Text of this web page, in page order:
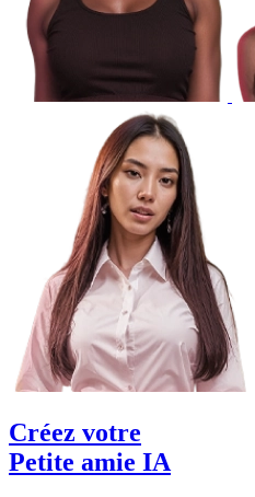
Créez votre
Petite amie IA